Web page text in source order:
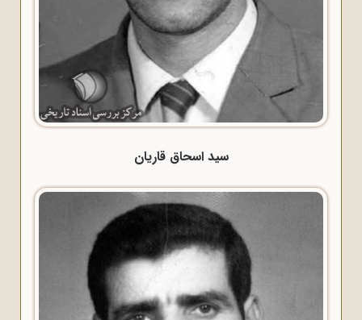
سید اسحاق قاریان